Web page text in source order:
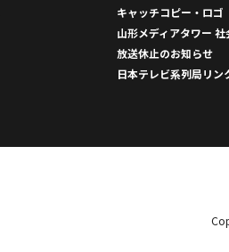
キャッチコピー・ロゴ
山形メディアタワー 社
放送休止のお知らせ
日本テレビ系列局リン